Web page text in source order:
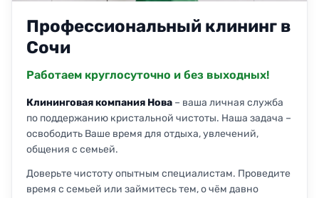
Профессиональный клининг в
Сочи
Работаем круглосуточно и без выходных!
Клининговая компания Нова – ваша личная служба
по поддержанию кристальной чистоты. Наша задача –
освободить Ваше время для отдыха, увлечений,
общения с семьей.
Доверьте чистоту опытным специалистам. Проведите
время с семьей или займитесь тем, о чём давно